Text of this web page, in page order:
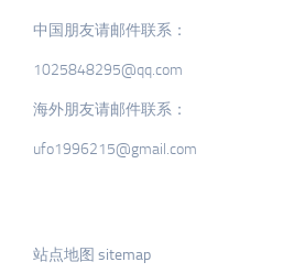
中国朋友请邮件联系：
1025848295@qq.com
海外朋友请邮件联系：
ufo1996215@gmail.com
站点地图 sitemap